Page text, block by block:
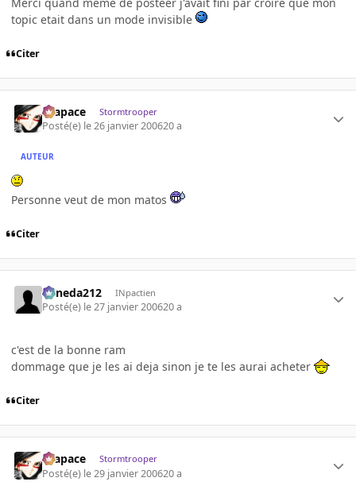
topic etait dans un mode invisible
Citer
Krapace Stormtrooper
Posté(e) le 26 janvier 200620 a
AUTEUR
Personne veut de mon matos
Citer
keneda212 INpactien
Posté(e) le 27 janvier 200620 a
c'est de la bonne ram
dommage que je les ai deja sinon je te les aurai acheter
Citer
Krapace Stormtrooper
Posté(e) le 29 janvier 200620 a